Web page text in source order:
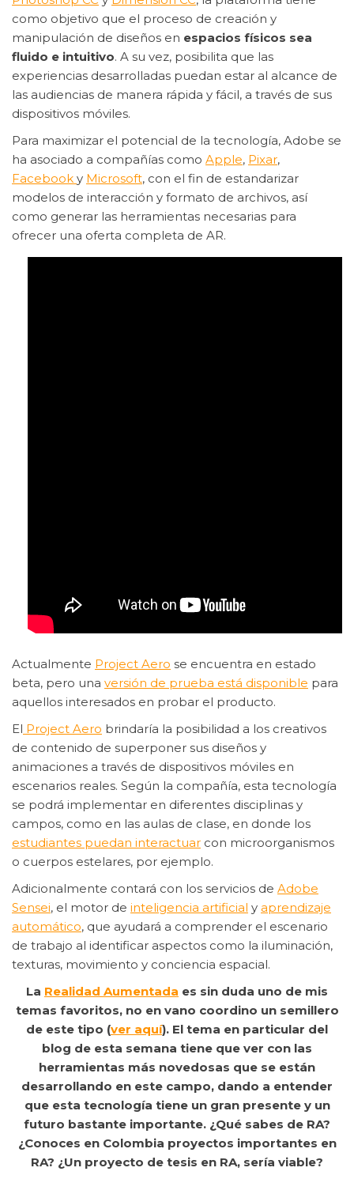
como objetivo que el proceso de creación y
manipulación de diseños en espacios físicos sea
fluido e intuitivo. A su vez, posibilita que las
experiencias desarrolladas puedan estar al alcance de
las audiencias de manera rápida y fácil, a través de sus
dispositivos móviles.
Para maximizar el potencial de la tecnología, Adobe se
ha asociado a compañías como Apple, Pixar,
Facebook y Microsoft, con el fin de estandarizar
modelos de interacción y formato de archivos, así
como generar las herramientas necesarias para
ofrecer una oferta completa de AR.
Actualmente Project Aero se encuentra en estado
beta, pero una versión de prueba está disponible para
aquellos interesados en probar el producto.
El Project Aero brindaría la posibilidad a los creativos
de contenido de superponer sus diseños y
animaciones a través de dispositivos móviles en
escenarios reales. Según la compañía, esta tecnología
se podrá implementar en diferentes disciplinas y
campos, como en las aulas de clase, en donde los
estudiantes puedan interactuar con microorganismos
o cuerpos estelares, por ejemplo.
Adicionalmente contará con los servicios de Adobe
Sensei, el motor de inteligencia artificial y aprendizaje
automático, que ayudará a comprender el escenario
de trabajo al identificar aspectos como la iluminación,
texturas, movimiento y conciencia espacial.
La Realidad Aumentada es sin duda uno de mis
temas favoritos, no en vano coordino un semillero
de este tipo (ver aquí). El tema en particular del
blog de esta semana tiene que ver con las
herramientas más novedosas que se están
desarrollando en este campo, dando a entender
que esta tecnología tiene un gran presente y un
futuro bastante importante. ¿Qué sabes de RA?
¿Conoces en Colombia proyectos importantes en
RA? ¿Un proyecto de tesis en RA, sería viable?